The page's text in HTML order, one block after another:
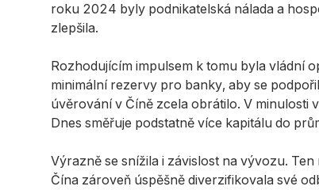
roku 2024 byly podnikatelská nálada a
zlepšila.
Rozhodujícím impulsem k tomu byla vládní
minimální rezervy pro banky, aby se
úvěrování v Číně zcela obrátilo. V minulosti
Dnes směřuje podstatně více kapitálu do
Výrazně se snížila i závislost na vývozu.
Čína zároveň úspěšně diverzifikovala své